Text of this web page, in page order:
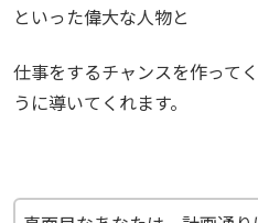
といった偉大な人物と
仕事をするチャンスを作って
うに導いてくれます。